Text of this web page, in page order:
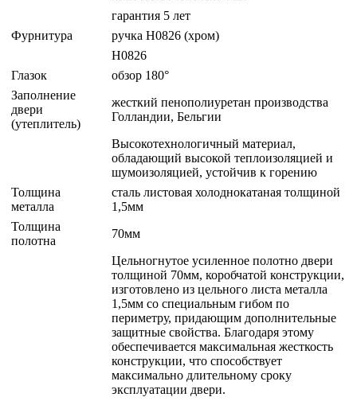
гарантия 5 лет
Фурнитура
ручка H0826 (хром)
H0826
Глазок
обзор 180°
Заполнение
двери
(утеплитель)
жесткий пенополиуретан производства
Голландии, Бельгии
Высокотехнологичный материал,
обладающий высокой теплоизоляцией и
шумоизоляцией, устойчив к горению
Толщина
металла
сталь листовая холоднокатаная толщиной
1,5мм
Толщина
полотна
70мм
Цельногнутое усиленное полотно двери
толщиной 70мм, коробчатой конструкции,
изготовлено из цельного листа металла
1,5мм со специальным гибом по
периметру, придающим дополнительные
защитные свойства. Благодаря этому
обеспечивается максимальная жесткость
конструкции, что способствует
максимально длительному сроку
эксплуатации двери.